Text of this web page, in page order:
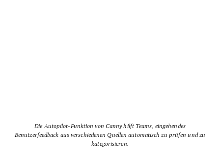
Die Autopilot-Funktion von Canny hilft Teams, eingehendes
Benutzerfeedback aus verschiedenen Quellen automatisch zu prüfen und zu
kategorisieren.